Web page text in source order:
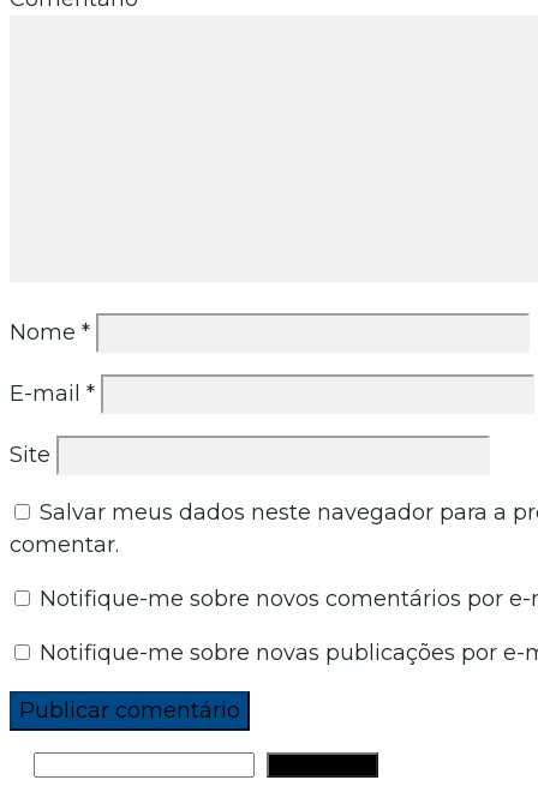
Nome *
E-mail *
Site
Salvar meus dados neste navegador para a
comentar.
Notifique-me sobre novos comentários por e-
Notifique-me sobre novas publicações por e-